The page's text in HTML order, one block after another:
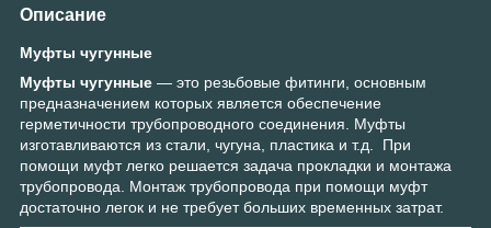
Описание
Муфты чугунные
Муфты чугунные — это резьбовые фитинги, основным
предназначением которых является обеспечение
герметичности трубопроводного соединения. Муфты
изготавливаются из стали, чугуна, пластика и т.д. При
помощи муфт легко решается задача прокладки и монтажа
трубопровода. Монтаж трубопровода при помощи муфт
достаточно легок и не требует больших временных затрат.